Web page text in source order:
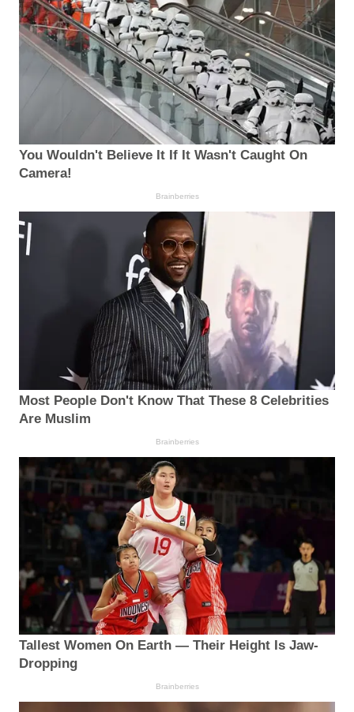
You Wouldn't Believe It If It Wasn't Caught On
Camera!
Brainberries
Most People Don't Know That These 8 Celebrities
Are Muslim
Brainberries
Tallest Women On Earth — Their Height Is Jaw-
Dropping
Brainberries